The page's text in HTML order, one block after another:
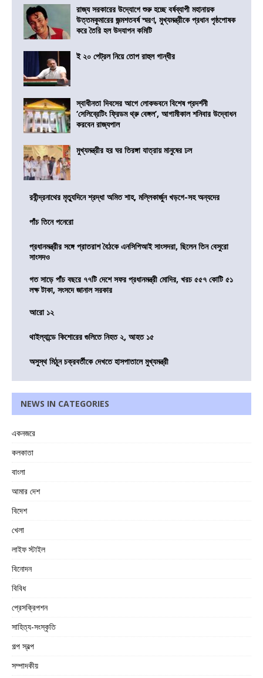
রাজ্য সরকারের উদ্যোগে শুরু হচ্ছে বর্ষব্যাপী মহানায়ক
উত্তমকুমারের জন্মশতবর্ষ স্মরণ, মুখ্যমন্ত্রীকে প্রধান পৃষ্ঠপোষক
করে তৈরি হল উদযাপন কমিটি
ই ২০ পেট্রল নিয়ে তোপ রাহুল গান্ধীর
স্বাধীনতা দিবসের আগে লোকভবনে বিশেষ প্রদর্শনী
‘সেলিব্রেটিং ফ্রিডম থ্রু বেঙ্গল’, আগামীকাল শনিবার উদ্বোধন
করবেন রাজ্যপাল
মুখ্যমন্ত্রীর হর ঘর তিরঙ্গা যাত্রায় মানুষের ঢল
রবীন্দ্রনাথের মৃত্যুদিনে শ্রদ্ধা অমিত শাহ, মল্লিকার্জুন খড়গে-সহ অন্যদের
পাঁচ তিনে পনেরো
প্রধানমন্ত্রীর সঙ্গে প্রাতরাশ বৈঠকে এনসিপিআই সাংসদরা, ছিলেন তিন বেসুরো
সাংসদও
গত সাড়ে পাঁচ বছরে ৭৭টি দেশে সফর প্রধানমন্ত্রী মোদির, খরচ ৫৫৭ কোটি ৫১
লক্ষ টাকা, সংসদে জানাল সরকার
আরো ১২
থাইল্যান্ডে কিশোরের গুলিতে নিহত ২, আহত ১৫
অসুস্থ মিঠুন চক্রবর্তীকে দেখতে হাসপাতালে মুখ্যমন্ত্রী
NEWS IN CATEGORIES
একনজরে
কলকাতা
বাংলা
আমার দেশ
বিদেশ
খেলা
লাইফ স্টাইল
বিনোদন
বিবিধ
প্রেসক্রিপশন
সাহিত্য-সংস্কৃতি
গল্প স্বল্প
সম্পাদকীয়